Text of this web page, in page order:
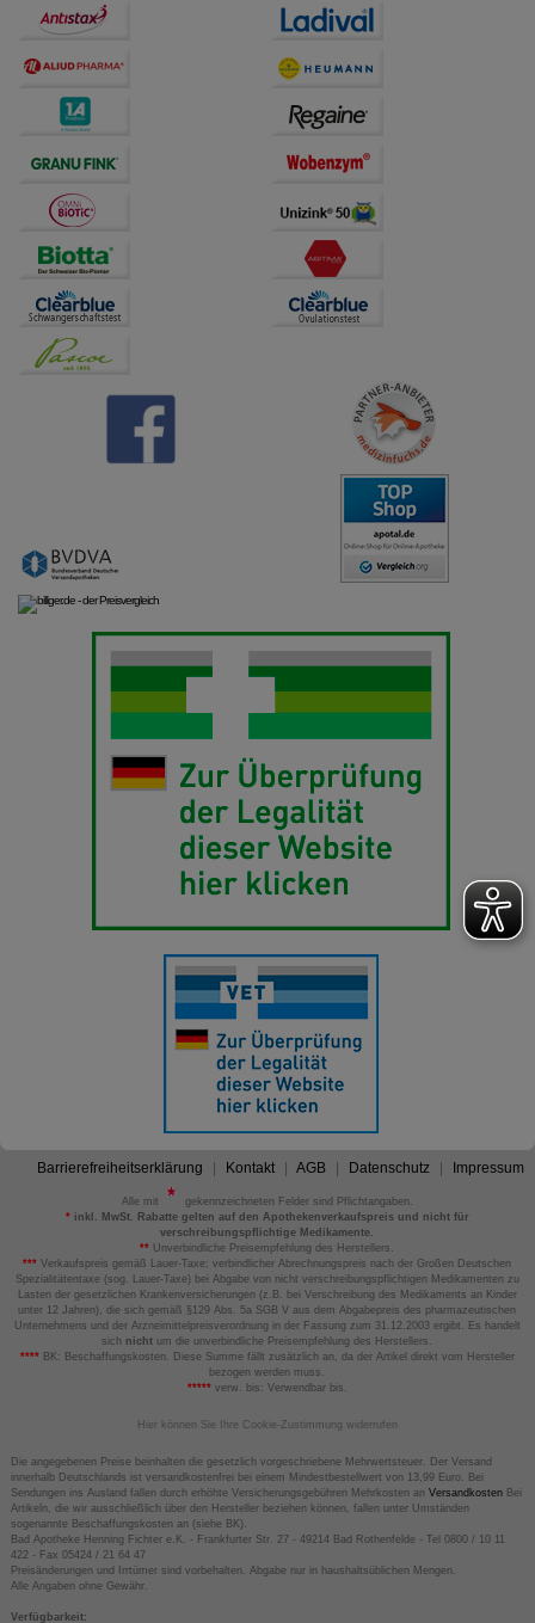
Barrierefreiheitserklärung Kontakt AGB Datenschutz Impressum
Alle mit
gekennzeichneten Felder sind Pflichtangaben.
*inkl. MwSt. Rabatte gelten auf den Apothekenverkaufspreis und nicht für
verschreibungspflichtige Medikamente.
** Unverbindliche Preisempfehlung des Herstellers.
*** Verkaufspreis gemäß Lauer-Taxe; verbindlicher Abrechnungspreis nach der Großen Deutschen
Spezialitätentaxe (sog. Lauer-Taxe) bei Abgabe von nicht verschreibungspflichtigen Medikamenten zu
Lasten der gesetzlichen Krankenversicherungen (z.B. bei Verschreibung des Medikaments an Kinder
unter 12 Jahren), die sich gemäß §129 Abs. 5a SGB V aus dem Abgabepreis des pharmazeutischen
Unternehmens und der Arzneimittelpreisverordnung in der Fassung zum 31.12.2003 ergibt. Es handelt
sich nicht um die unverbindliche Preisempfehlung des Herstellers.
****BK: Beschaffungskosten. Diese Summe fällt zusätzlich an, da der Artikel direkt vom Hersteller
bezogen werden muss.
*****verw. bis: Verwendbar bis.
Hier können Sie Ihre Cookie-Zustimmung widerrufen
Die angegebenen Preise beinhalten die gesetzlich vorgeschriebene Mehrwertsteuer. Der Versand
innerhalb Deutschlands ist versandkostenfrei bei einem Mindestbestellwert von 13,99 Euro. Bei
Sendungen ins Ausland fallen durch erhöhte Versicherungsgebühren Mehrkosten an VersandkostenBei
Artikeln, die wir ausschließlich über den Hersteller beziehen können, fallen unter Umständen
sogenannte Beschaffungskosten an (siehe BK).
Bad Apotheke Henning Fichter e.K. - Frankfurter Str. 27 - 49214 Bad Rothenfelde - Tel 0800 / 10 11
422 - Fax 05424 / 21 64 47
Preisänderungen und Irrtümer sind vorbehalten. Abgabe nur in haushaltsüblichen Mengen.
Alle Angaben ohne Gewähr.
Verfügbarkeit: